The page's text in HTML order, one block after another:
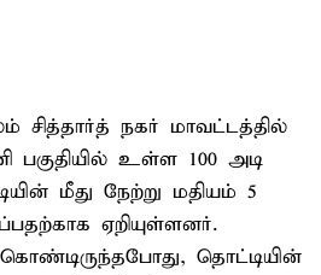
சித்தார்த் நகர் மாவட்டத்தில்
பகுதியில் உள்ள 100 அடி
மீது நேற்று மதியம் 5
ஏறியுள்ளனர்.
தொட்டியின்